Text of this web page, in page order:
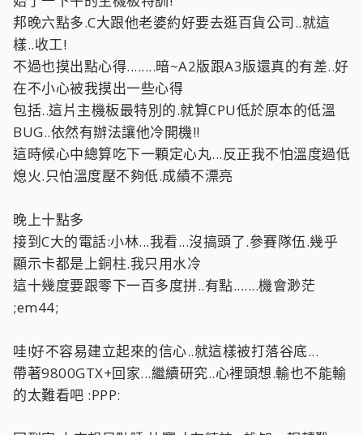
邦晚六點多.C大跟他老婆約好要去逛百貨公司..就這
樣..收工!
不過也摸出點心得........暗~A2版跟A3版還真的有差..好
在不小心被我摸出一些心得
包括..這片主機板最特別的.就算CPU低於原本的低溫
BUG..依然有辦法讓他冷開機!!
這時候心中總算吃下一顆定心丸...反正我不怕溫度過低
熄火.只怕溫度壓不夠低.成績不漂亮
晚上十點多
接到C大的電話:小林...我看...沒搞頭了.參賽隊伍.幾乎
顯示卡都是上銅柱.我只用水冷
這十幾度要跟零下一百多度拼..有點.......機會渺茫
;em44;
哇!好不容易建立起來的信心..就這樣被打落谷底...
帶著9800GTX+回家...繼續研究..心裡頭想.輸也不能輸
的太難看吧 :PPP: